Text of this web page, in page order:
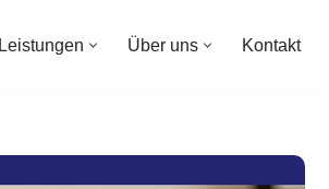
Leistungen Über uns Kontakt